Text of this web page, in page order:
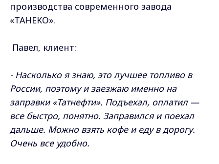
производства современного завода
«ТАНЕКО».
Павел, клиент:
- Насколько я знаю, это лучшее топливо в
России, поэтому и заезжаю именно на
заправки «Татнефти». Подъехал, оплатил —
все быстро, понятно. Заправился и поехал
дальше. Можно взять кофе и еду в дорогу.
Очень все удобно.